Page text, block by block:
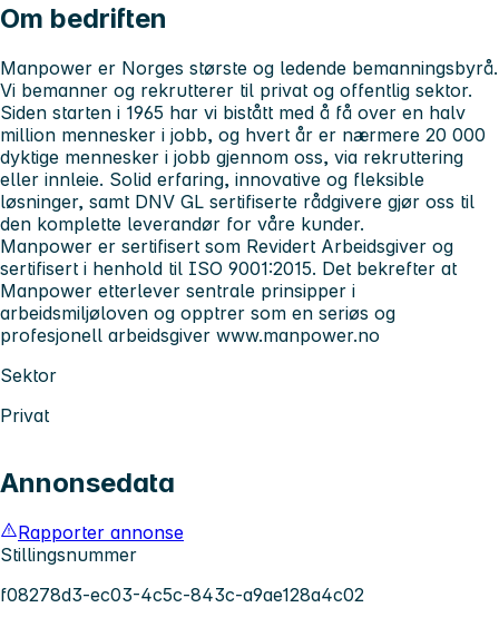
Om bedriften
Manpower er Norges største og ledende bemanningsbyrå.
Vi bemanner og rekrutterer til privat og offentlig sektor.
Siden starten i 1965 har vi bistått med å få over en halv
million mennesker i jobb, og hvert år er nærmere 20 000
dyktige mennesker i jobb gjennom oss, via rekruttering
eller innleie. Solid erfaring, innovative og fleksible
løsninger, samt DNV GL sertifiserte rådgivere gjør oss til
den komplette leverandør for våre kunder.
Manpower er sertifisert som Revidert Arbeidsgiver og
sertifisert i henhold til ISO 9001:2015. Det bekrefter at
Manpower etterlever sentrale prinsipper i
arbeidsmiljøloven og opptrer som en seriøs og
profesjonell arbeidsgiver www.manpower.no
Sektor
Privat
Annonsedata
Rapporter annonse
Stillingsnummer
f08278d3-ec03-4c5c-843c-a9ae128a4c02